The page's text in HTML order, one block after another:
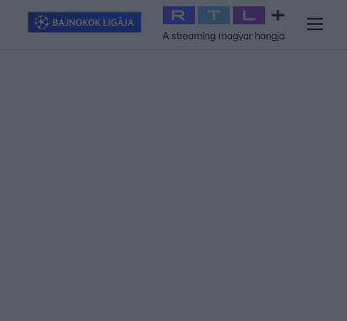
Exek csatája 2026 Celeb vagyok, ments ki innen